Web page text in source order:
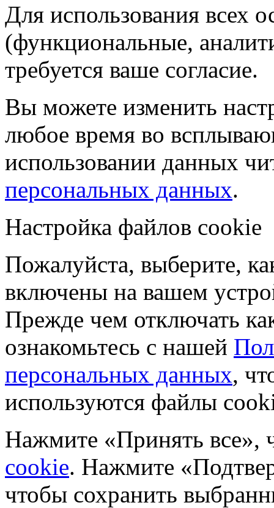
Для использования всех
(функциональные,
требуется ваше согласие.
Вы можете изменить
любое время во
использовании данных
персональных данных.
Настройка файлов cookie
Пожалуйста, выберите,
включены на вашем
Прежде чем отключать
ознакомьтесь с нашей
персональных данных,
используются файлы
Нажмите «Принять все»,
cookie. Нажмите
чтобы сохранить